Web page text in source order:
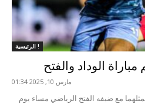
الرئيسية !
الوداد والفتح
مارس 10, 2025 01:34